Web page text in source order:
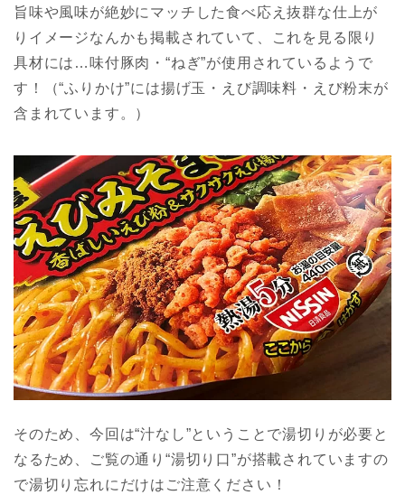
旨味や風味が絶妙にマッチした食べ応え抜群な仕上が
りイメージなんかも掲載されていて、これを見る限り
具材には…味付豚肉・“ねぎ”が使用されているようで
す！（“ふりかけ”には揚げ玉・えび調味料・えび粉末が
含まれています。）
そのため、今回は“汁なし”ということで湯切りが必要と
なるため、ご覧の通り“湯切り口”が搭載されていますの
で湯切り忘れにだけはご注意ください！